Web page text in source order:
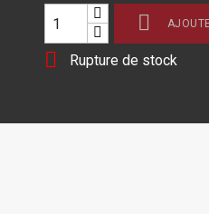

 Rupture de stock